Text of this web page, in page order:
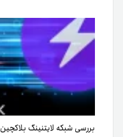
بررسی شبکه لایتنینگ بلاکچین